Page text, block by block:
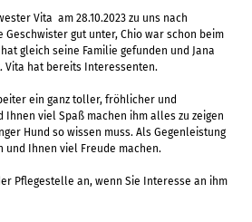
Vita am 28.10.2023 zu uns nach
Geschwister gut unter, Chio war schon beim
gleich seine Familie gefunden und Jana
hat bereits Interessenten.
ein ganz toller, fröhlicher und
Ihnen viel Spaß machen ihm alles zu zeigen
Hund so wissen muss. Als Gegenleistung
Ihnen viel Freude machen.
Pflegestelle an, wenn Sie Interesse an ihm